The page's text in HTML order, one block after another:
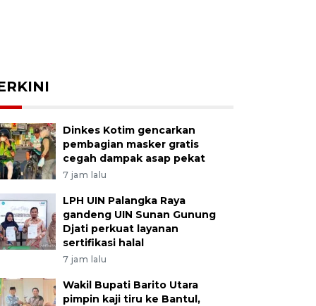
Dinkes Kotim gencarkan
pembagian masker gratis
cegah dampak asap pekat
7 jam lalu
LPH UIN Palangka Raya
gandeng UIN Sunan Gunung
Djati perkuat layanan
sertifikasi halal
7 jam lalu
Wakil Bupati Barito Utara
pimpin kaji tiru ke Bantul,